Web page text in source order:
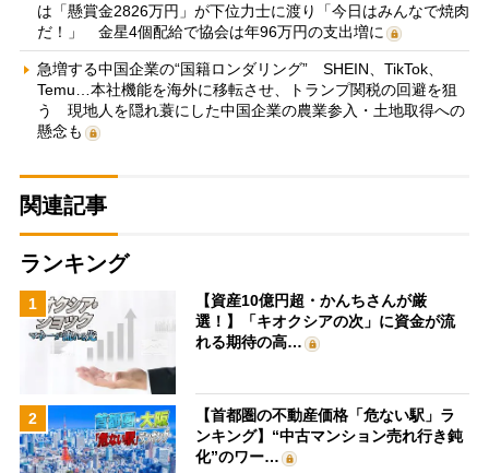
は「懸賞金2826万円」が下位力士に渡り「今日はみんなで焼肉
だ！」 金星4個配給で協会は年96万円の支出増に
急増する中国企業の“国籍ロンダリング” SHEIN、TikTok、
Temu…本社機能を海外に移転させ、トランプ関税の回避を狙
う 現地人を隠れ蓑にした中国企業の農業参入・土地取得への
懸念も
関連記事
ランキング
1
【資産10億円超・かんちさんが厳
選！】「キオクシアの次」に資金が流
れる期待の高…
2
【首都圏の不動産価格「危ない駅」ラ
ンキング】“中古マンション売れ行き鈍
化”のワー…